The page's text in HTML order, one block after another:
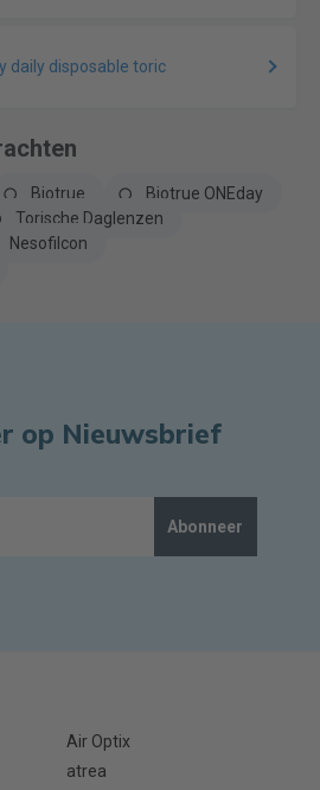
daily disposable toric
Biotrue
Biotrue ONEday
Torische Daglenzen
Nesofilcon
op Nieuwsbrief
Abonneer
Air Optix
atrea